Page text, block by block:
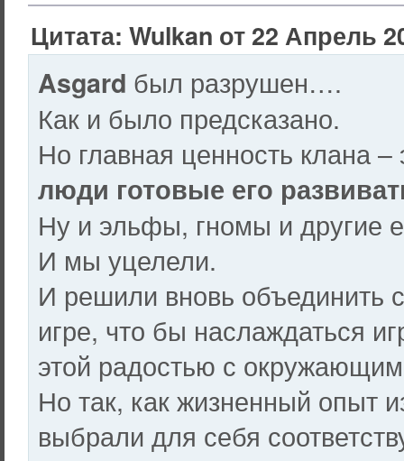
Цитата: Wulkan от 22 Апрель
Asgard был разрушен….
Как и было предсказано.
Но главная ценность клана
люди готовые его
Ну и эльфы, гномы и другие
И мы уцелели.
И решили вновь объединить
игре, что бы наслаждаться
этой радостью с
Но так, как жизненный опыт
выбрали для себя